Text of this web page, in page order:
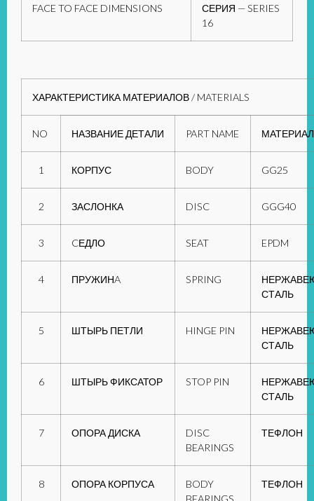
FACE TO FACE DIMENSIONS
СЕРИЯ — SERIES
16
ХАРАКТЕРИСТИКА МАТЕРИАЛОВ / MATERIALS
NO НАЗВАНИЕ ДЕТАЛИ PART NAME МАТЕРИАЛ
1 КОРПУС BODY GG25
2 ЗАСЛОНКА DISC GGG40
3 CЕДЛО SEAT EPDM
4 ПРУЖИНA SPRING
СТАЛЬ
5 ШТЫРЬ ПЕТЛИ HINGE PIN
СТАЛЬ
6 ШТЫРЬ ФИКСАТОР STOP PIN
СТАЛЬ
7 ОПОРА ДИСКА
DISC
BEARINGS
ТЕФЛОН
8 ОПОРА КОРПУСА
BODY
BEARINGS
ТЕФЛОН